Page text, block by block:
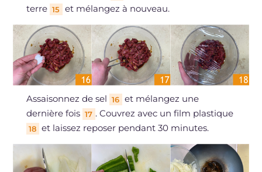
terre 15 et mélangez à nouveau.
Assaisonnez de sel 16 et mélangez une
dernière fois 17 . Couvrez avec un film plastique
18 et laissez reposer pendant 30 minutes.